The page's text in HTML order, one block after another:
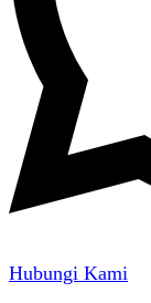
Hubungi Kami